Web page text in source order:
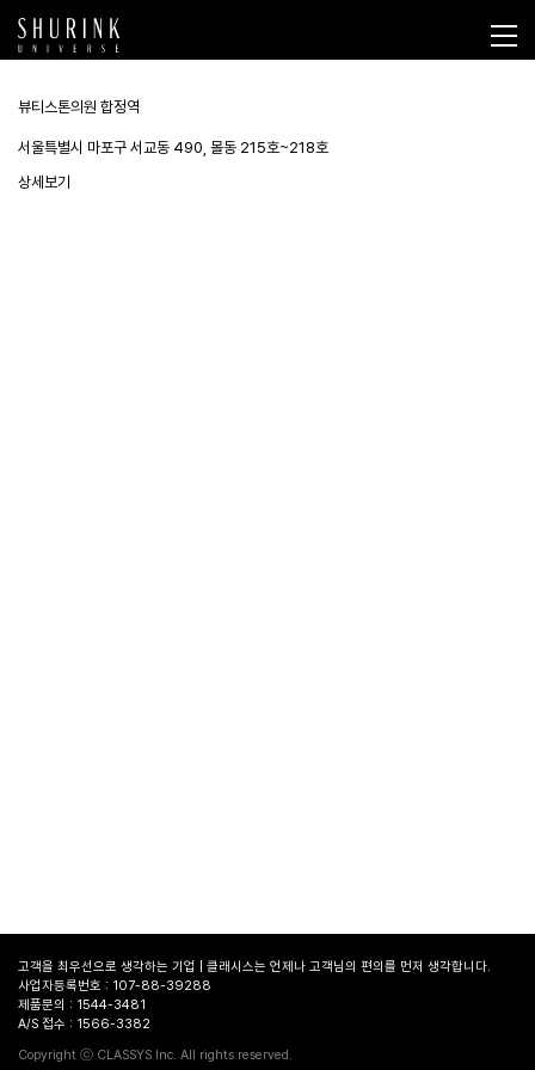
뷰티스톤의원 합정역
서울특별시 마포구 서교동 490, 몰동 215호~218호
상세보기
고객을 최우선으로 생각하는 기업 | 클래시스는 언제나 고객님의 편의를 먼저 생각합니다.
사업자등록번호 : 107-88-39288
제품문의 : 1544-3481
A/S 접수 : 1566-3382
Copyright ⓒ CLASSYS Inc. All rights reserved.